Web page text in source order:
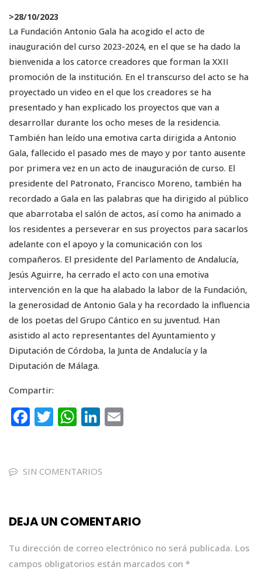
>28/10/2023
La Fundación Antonio Gala ha acogido el acto de
inauguración del curso 2023-2024, en el que se ha dado la
bienvenida a los catorce creadores que forman la XXII
promoción de la institución. En el transcurso del acto se ha
proyectado un video en el que los creadores se ha
presentado y han explicado los proyectos que van a
desarrollar durante los ocho meses de la residencia.
También han leído una emotiva carta dirigida a Antonio
Gala, fallecido el pasado mes de mayo y por tanto ausente
por primera vez en un acto de inauguración de curso. El
presidente del Patronato, Francisco Moreno, también ha
recordado a Gala en las palabras que ha dirigido al público
que abarrotaba el salón de actos, así como ha animado a
los residentes a perseverar en sus proyectos para sacarlos
adelante con el apoyo y la comunicación con los
compañeros. El presidente del Parlamento de Andalucía,
Jesús Aguirre, ha cerrado el acto con una emotiva
intervención en la que ha alabado la labor de la Fundación,
la generosidad de Antonio Gala y ha recordado la influencia
de los poetas del Grupo Cántico en su juventud. Han
asistido al acto representantes del Ayuntamiento y
Diputación de Córdoba, la Junta de Andalucía y la
Diputación de Málaga.
Compartir:
F
a
e
o
k
T
w
te
W
h
ts
p
Li
n
e
SIN COMENTARIOS
DEJA UN COMENTARIO
Tu dirección de correo electrónico no será publicada. Los
campos obligatorios están marcados con *